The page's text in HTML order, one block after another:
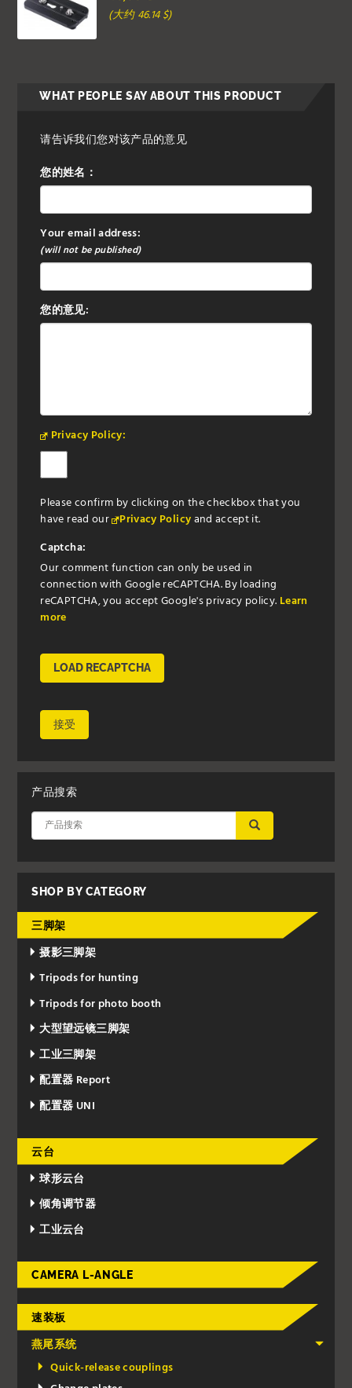
(大约 46.14 $)
WHAT PEOPLE SAY ABOUT THIS PRODUCT
请告诉我们您对该产品的意见
您的姓名：
Your email address:
(will not be published)
您的意见:
Privacy Policy:
Please confirm by clicking on the checkbox that you
have read our Privacy Policyand accept it.
Captcha:
Our comment function can only be used in
connection with Google reCAPTCHA. By loading
reCAPTCHA, you accept Google's privacy policy. Learn
more
LOAD RECAPTCHA
接受
产品搜索
应用
SHOP BY CATEGORY
三脚架
摄影三脚架
Tripods for hunting
Tripods for photo booth
大型望远镜三脚架
工业三脚架
配置器 Report
配置器 UNI
云台
球形云台
倾角调节器
工业云台
CAMERA L-ANGLE
速装板
燕尾系统
Quick-release couplings